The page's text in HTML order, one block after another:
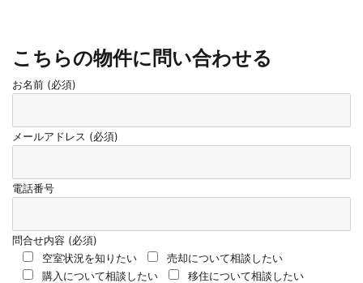
こちらの物件に問い合わせる
お名前 (必須)
メールアドレス (必須)
電話番号
問合せ内容 (必須)
空室状況を知りたい
売却について相談したい
購入について相談したい
移住について相談したい